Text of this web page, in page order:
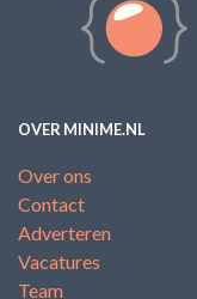
OVER MINIME.NL
Over ons
Contact
Adverteren
Vacatures
Team